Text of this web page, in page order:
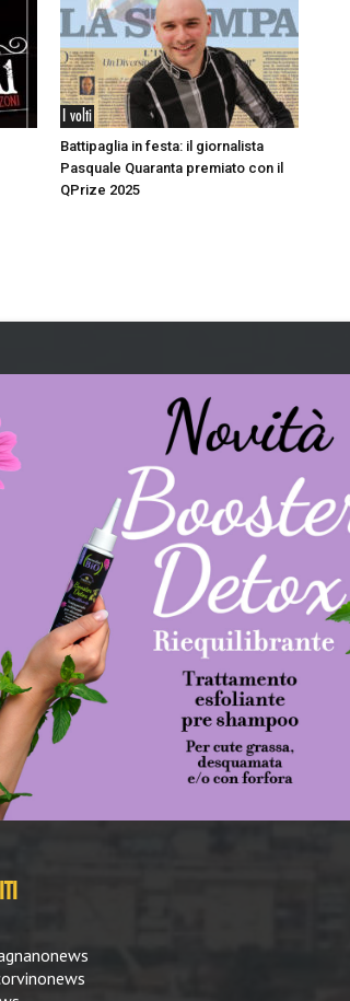
I volti
Battipaglia in festa: il giornalista
Pasquale Quaranta premiato con il
QPrize 2025